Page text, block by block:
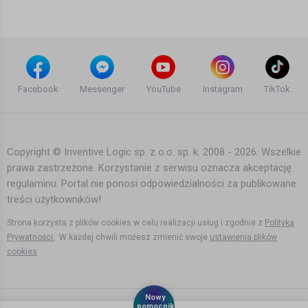
Azjatycki sklep z polskim jedzeniem,
Norwegia | Podróżne #78
Sunrise Festival 2008 Oficjalny Film
Czesc 2
Inne
arek renegade
11 lat temu •
Facebook Messenger YouTube Instagram TikTok
Copyright © Inventive Logic sp. z o.o. sp. k. 2008 - 2026. Wszelkie
prawa zastrzeżone. Korzystanie z serwisu oznacza akceptację
regulaminu. Portal nie ponosi odpowiedzialności za publikowane
treści użytkowników!
Strona korzysta z plików cookies w celu realizacji usług i zgodnie z Polityką
Prywatności. W każdej chwili możesz zmienić swoje ustawienia plików
cookies
Nowy
pomocnik